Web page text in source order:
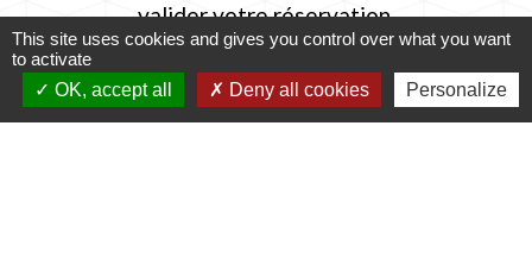
valider votre réservation.
This site uses cookies and gives you control over what you want
to activate
OK, accept all
Deny all cookies Personalize